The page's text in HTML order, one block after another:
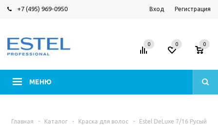
+7 (495) 969-0950 Вход Регистрация
МЕНЮ
0 0 0
Главная - Каталог - Краска для волос -
Estel DeLuxe 7/16 Русый